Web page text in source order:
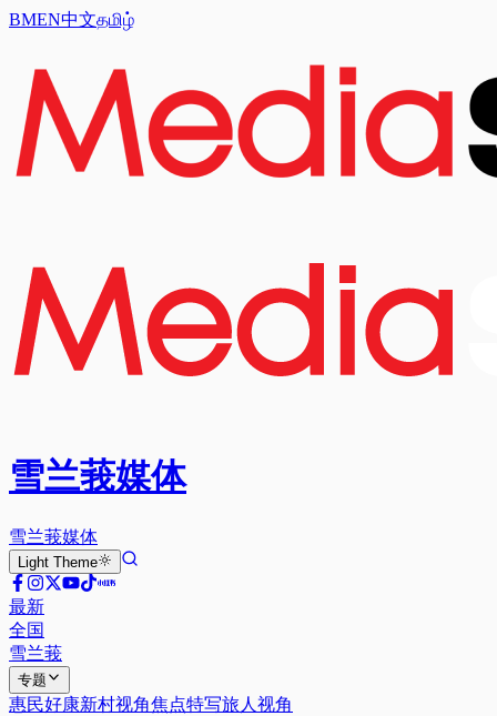
BMEN中文தமிழ்
雪兰莪媒体
雪兰莪媒体
Light Theme
最新
全国
雪兰莪
专题
惠民好康新村视角焦点特写旅人视角